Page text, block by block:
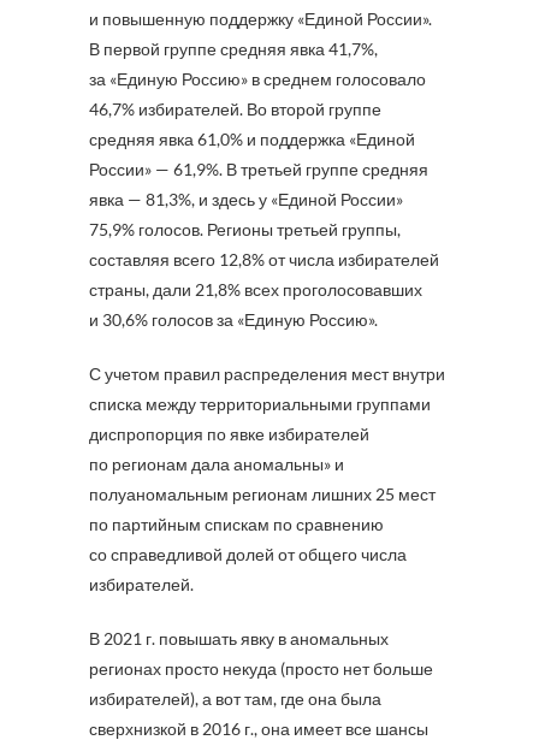
и повышенную поддержку «Единой России».
В первой группе средняя явка 41,7%,
за «Единую Россию» в среднем голосовало
46,7% избирателей. Во второй группе
средняя явка 61,0% и поддержка «Единой
России» — 61,9%. В третьей группе средняя
явка — 81,3%, и здесь у «Единой России»
75,9% голосов. Регионы третьей группы,
составляя всего 12,8% от числа избирателей
страны, дали 21,8% всех проголосовавших
и 30,6% голосов за «Единую Россию».
С учетом правил распределения мест внутри
списка между территориальными группами
диспропорция по явке избирателей
по регионам дала аномальны» и
полуаномальным регионам лишних 25 мест
по партийным спискам по сравнению
со справедливой долей от общего числа
избирателей.
В 2021 г. повышать явку в аномальных
регионах просто некуда (просто нет больше
избирателей), а вот там, где она была
сверхнизкой в 2016 г., она имеет все шансы